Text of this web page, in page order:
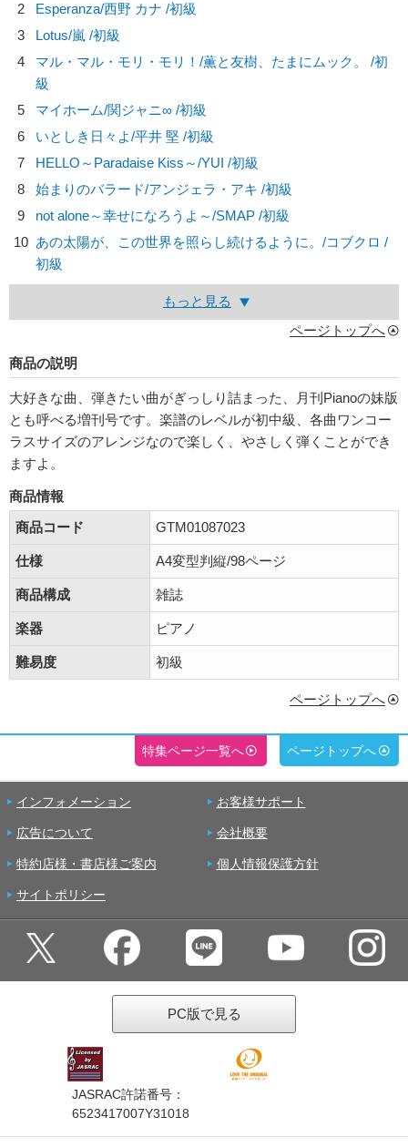
2
Esperanza/西野 カナ /初級
3
Lotus/嵐 /初級
4
マル・マル・モリ・モリ！/薫と友樹、たまにムック。
/初
級
5
マイホーム/関ジャニ∞ /初級
6
いとしき日々よ/平井 堅 /初級
7
HELLO～Paradaise Kiss～/YUI /初級
8
始まりのバラード/アンジェラ・アキ /初級
9
not alone～幸せになろうよ～/SMAP /初級
10 あの太陽が、この世界を照らし続けるように。/コブクロ /
初級
もっと見る
ページトップへ
商品の説明
大好きな曲、弾きたい曲がぎっしり詰まった、月刊Pianoの妹版
とも呼べる増刊号です。楽譜のレベルが初中級、各曲ワンコー
ラスサイズのアレンジなので楽しく、やさしく弾くことができ
ますよ。
商品情報
商品コード
GTM01087023
仕様 A4変型判縦/98ページ
商品構成 雑誌
楽器 ピアノ
難易度 初級
ページトップへ
特集ページ一覧へ ページトップへ
インフォメーション お客様サポート
広告について 会社概要
特約店様・書店様ご案内 個人情報保護方針
サイトポリシー
PC版で見る
JASRAC許諾番号：
6523417007Y31018